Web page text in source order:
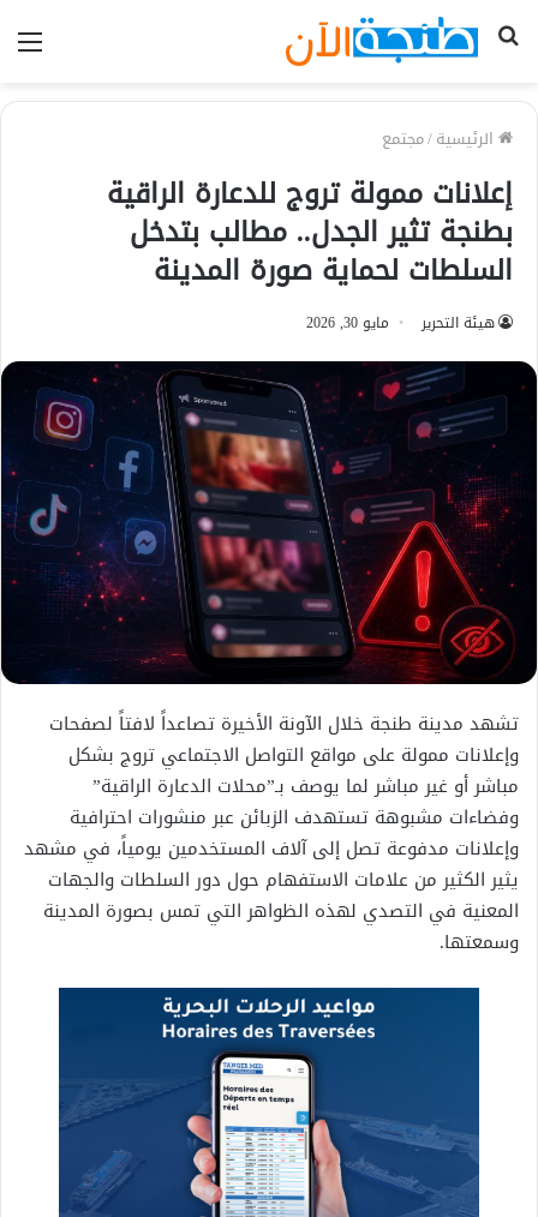
بحث
الرئيسية/مجتمع
إعلانات ممولة تروج للدعارة الراقية
بطنجة تثير الجدل.. مطالب بتدخل
السلطات لحماية صورة المدينة
هيئة التحرير مايو 30, 2026
تشهد مدينة طنجة خلال الآونة الأخيرة تصاعداً لافتاً لصفحات
وإعلانات ممولة على مواقع التواصل الاجتماعي تروج بشكل
مباشر أو غير مباشر لما يوصف بـ”محلات الدعارة الراقية”
وفضاءات مشبوهة تستهدف الزبائن عبر منشورات احترافية
وإعلانات مدفوعة تصل إلى آلاف المستخدمين يومياً، في مشهد
يثير الكثير من علامات الاستفهام حول دور السلطات والجهات
المعنية في التصدي لهذه الظواهر التي تمس بصورة المدينة
وسمعتها.